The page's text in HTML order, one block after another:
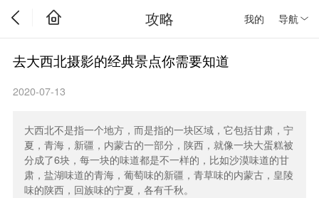
我的 导航
攻略
去大西北摄影的经典景点你需要知道
2020-07-13
大西北不是指一个地方，而是指的一块区域，它包括甘肃，宁
夏，青海，新疆，内蒙古的一部分，陕西，就像一块大蛋糕被
分成了6块，每一块的味道都是不一样的，比如沙漠味道的甘
肃，盐湖味道的青海，葡萄味的新疆，青草味的内蒙古，皇陵
味的陕西，回族味的宁夏，各有千秋。